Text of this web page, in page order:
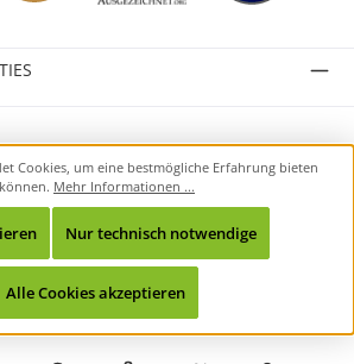
Mehrwertsteuer zzgl.Versandkostenund ggf.
wenn nicht anders angegeben.
GmbH - Alle Rechte vorbehalten.
Cookies, um eine bestmögliche Erfahrung bieten
Mehr Informationen ...
Nur technisch notwendige
Alle Cookies akzeptieren